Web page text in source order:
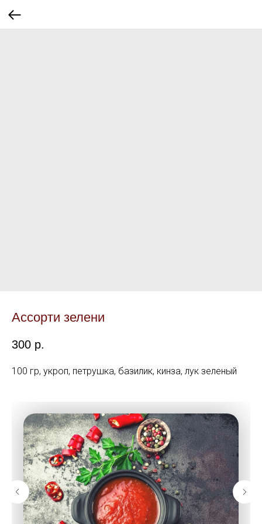
Ассорти зелени
300 р.
100 гр, укроп, петрушка, базилик, кинза, лук зеленый